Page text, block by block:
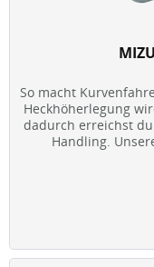
So macht
Heckhöherlegung
dadurch erreichst
Handling.